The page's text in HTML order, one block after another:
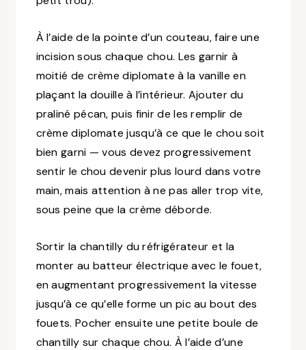
À l’aide de la pointe d’un couteau, faire une
incision sous chaque chou. Les garnir à
moitié de crème diplomate à la vanille en
plaçant la douille à l’intérieur. Ajouter du
praliné pécan, puis finir de les remplir de
crème diplomate jusqu’à ce que le chou soit
bien garni — vous devez progressivement
sentir le chou devenir plus lourd dans votre
main, mais attention à ne pas aller trop vite,
sous peine que la crème déborde.
Sortir la chantilly du réfrigérateur et la
monter au batteur électrique avec le fouet,
en augmentant progressivement la vitesse
jusqu’à ce qu’elle forme un pic au bout des
fouets. Pocher ensuite une petite boule de
chantilly sur chaque chou. À l’aide d’une